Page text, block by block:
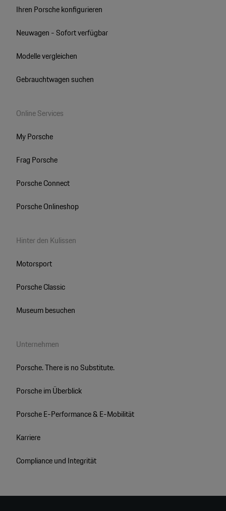
Ihren Porsche konfigurieren
Neuwagen - Sofort verfügbar
Modelle vergleichen
Gebrauchtwagen suchen
Online Services
My Porsche
Frag Porsche
Porsche Connect
Porsche Onlineshop
Hinter den Kulissen
Motorsport
Porsche Classic
Museum besuchen
Unternehmen
Porsche. There is no Substitute.
Porsche im Überblick
Porsche E-Performance & E-Mobilität
Karriere
Compliance und Integrität